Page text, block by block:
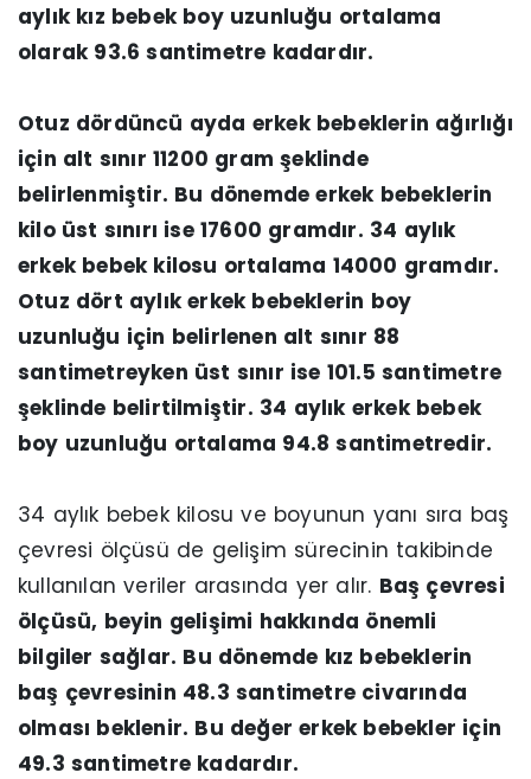
aylık kız bebek boy uzunluğu ortalama
olarak 93.6 santimetre kadardır.
Otuz dördüncü ayda erkek bebeklerin ağırlığı
için alt sınır 11200 gram şeklinde
belirlenmiştir. Bu dönemde erkek bebeklerin
kilo üst sınırı ise 17600 gramdır. 34 aylık
erkek bebek kilosu ortalama 14000 gramdır.
Otuz dört aylık erkek bebeklerin boy
uzunluğu için belirlenen alt sınır 88
santimetreyken üst sınır ise 101.5 santimetre
şeklinde belirtilmiştir. 34 aylık erkek bebek
boy uzunluğu ortalama 94.8 santimetredir.
34 aylık bebek kilosu ve boyunun yanı sıra baş
çevresi ölçüsü de gelişim sürecinin takibinde
kullanılan veriler arasında yer alır. Baş çevresi
ölçüsü, beyin gelişimi hakkında önemli
bilgiler sağlar. Bu dönemde kız bebeklerin
baş çevresinin 48.3 santimetre civarında
olması beklenir. Bu değer erkek bebekler için
49.3 santimetre kadardır.